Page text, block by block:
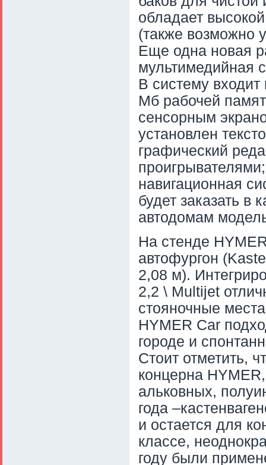
обладает
(также возможно
Еще одна новая
мультимедийная
В систему
Мб рабочей
сенсорным
установлен
графический
навигационная
будет заказать в
автодомам
На стенде
автофургон
2,08 м).
2,2 \ Multijet
стояночные
HYMER Car
городе и
Стоит отметить,
концерна
альковных,
года
и остается для
классе,
году были